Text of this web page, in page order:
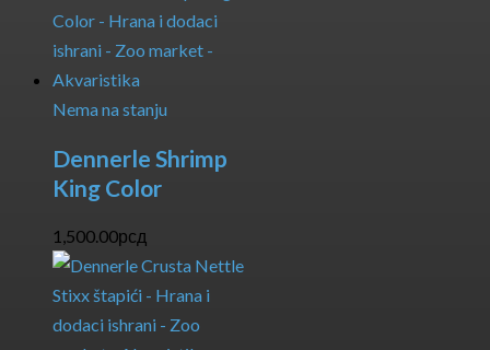
Nema na stanju
Dennerle Shrimp
King Color
1,500.00рсд